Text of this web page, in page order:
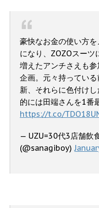
豪快なお金の使い方
になり、ZOZOスーツ
増えたアンチさえも
企画。元々持ってい
新、それらに色付け
的には田端さんを1番
https://t.co/
— UZU=30代3店舗飲
(@sanagiboy)